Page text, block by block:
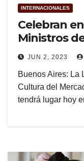
INTERNACIONALES
Celebran
Ministros
JUN 2, 2023
Buenos Aires: La
Cultura del
tendrá lugar hoy